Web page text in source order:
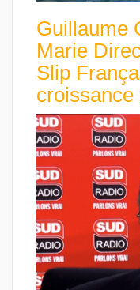
Guillaume
Marie
Slip
croissance